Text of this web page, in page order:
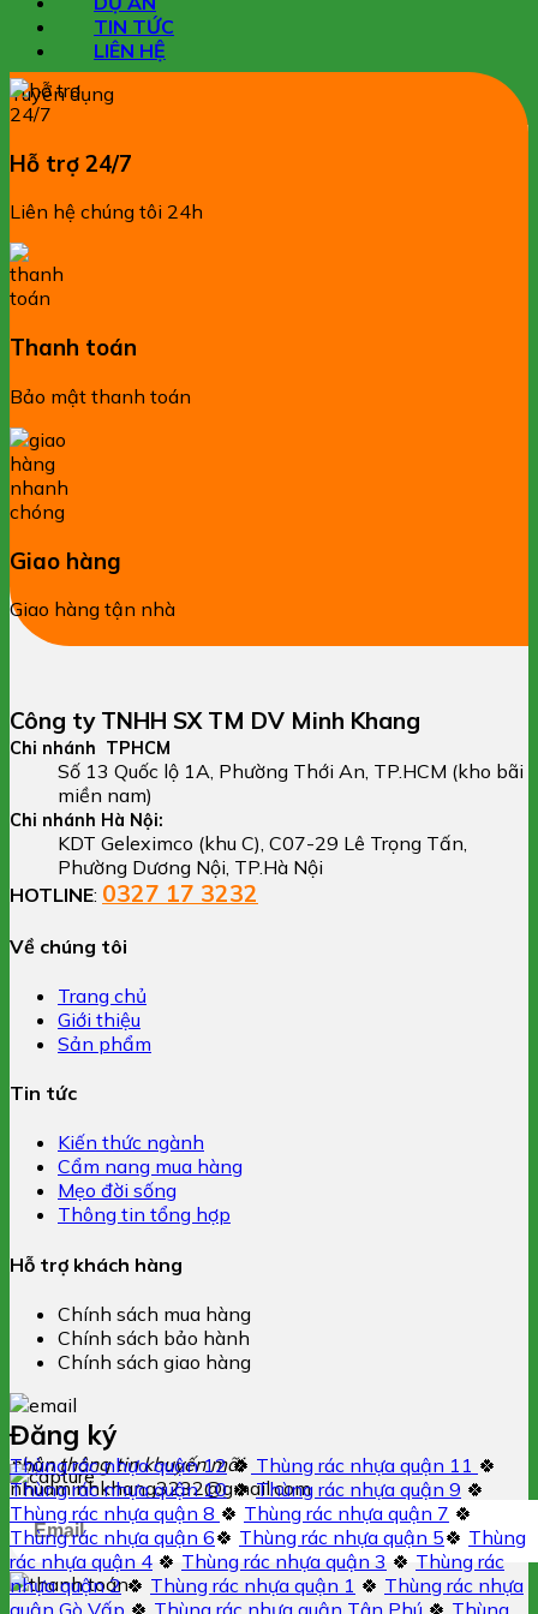
TIN TỨC
LIÊN HỆ
Tuyển dụng
Hỗ trợ 24/7
Liên hệ chúng tôi 24h
Thanh toán
Bảo mật thanh toán
Giao hàng
Giao hàng tận nhà
Công ty TNHH SX TM DV Minh Khang
Chi nhánh TPHCM
Số 13 Quốc lộ 1A, Phường Thới An, TP.HCM (kho bãi
miền nam)
Chi nhánh Hà Nội:
KDT Geleximco (khu C), C07-29 Lê Trọng Tấn,
Phường Dương Nội, TP.Hà Nội
HOTLINE: 0327 17 3232
Về chúng tôi
Trang chủ
Giới thiệu
Sản phẩm
Tin tức
Kiến thức ngành
Cẩm nang mua hàng
Mẹo đời sống
Thông tin tổng hợp
Hỗ trợ khách hàng
Chính sách mua hàng
Chính sách bảo hành
Chính sách giao hàng
Đăng ký
nhận thông tin khuyến mãi
nhuaminhkhang3232@gmail.com
Thùng rác nhựa quận 12🍀 Thùng rác nhựa quận 11 🍀
Thùng rác nhựa quận 10🍀Thùng rác nhựa quận 9 🍀
Thùng rác nhựa quận 8 🍀 Thùng rác nhựa quận 7 🍀
Thùng rác nhựa quận 6🍀 Thùng rác nhựa quận 5🍀 Thùng
rác nhựa quận 4 🍀 Thùng rác nhựa quận 3 🍀 Thùng rác
nhựa quận 2🍀 Thùng rác nhựa quận 1 🍀 Thùng rác nhựa
quận Gò Vấp 🍀 Thùng rác nhựa quận Tân Phú 🍀 Thùng